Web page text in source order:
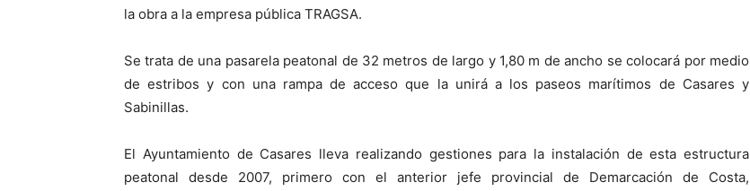
la obra a la empresa pública TRAGSA.
Se trata de una pasarela peatonal de 32 metros de largo y 1,80 m de ancho se colocará por medio
de estribos y con una rampa de acceso que la unirá a los paseos marítimos de Casares y
Sabinillas.
El Ayuntamiento de Casares lleva realizando gestiones para la instalación de esta estructura
peatonal desde 2007, primero con el anterior jefe provincial de Demarcación de Costa,